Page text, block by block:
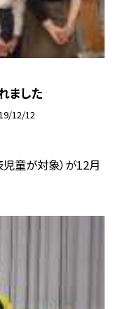
ました
12/12
児童が対象）が12月